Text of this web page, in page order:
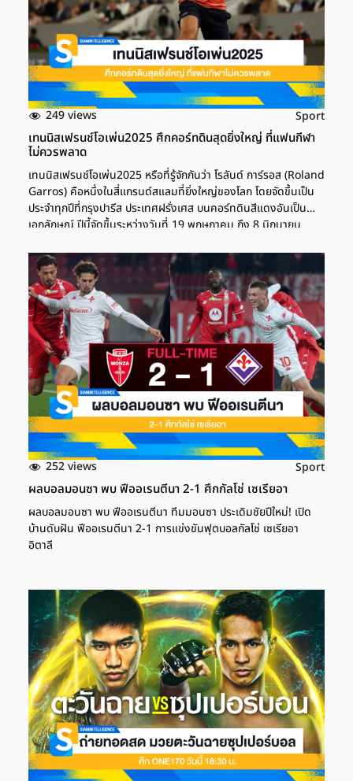
249 views Sport
เทนนิสเฟรนช์โอเพ่น2025 ศึกคอร์ทดินสุดยิ่งใหญ่ ที่แฟนกีฬา
ไม่ควรพลาด
เทนนิสเฟรนช์โอเพ่น2025 หรือที่รู้จักกันว่า โรลันด์ การ์รอส (Roland
Garros) คือหนึ่งในสี่แกรนด์สแลมที่ยิ่งใหญ่ของโลก โดยจัดขึ้นเป็น
ประจำทุกปีที่กรุงปารีส ประเทศฝรั่งเศส บนคอร์ทดินสีแดงอันเป็น
เอกลักษณ์ ปีนี้จัดขึ้นระหว่างวันที่ 19 พฤษภาคม ถึง 8 มิถุนายน
แข่งขันจะดำเนินไปเป็นเวลา 2 สัปดาห์เต็ม พร้อมด้วยการแข่งขันใน
รายการต่าง ๆ ทั้งชายเดี่ยว หญิงเดี่ยว ชายคู่ หญิงคู่ และผสมคู่
ความพิเศษของเฟรนช์โอเพ่นคือการแข่งขันบนสนามดินเหนียว
(Clay Court) ที่ทำให้การเล่นมีลักษณะเฉพาะตัว ลูกเทนนิสจะเด้งช้า
และสูงกว่าปกติ นักเทนนิสต้องใช้เทคนิคและความอดทนที่แตกต่าง
จากสนามประเภทอื่น เทนนิสเฟรนช์โอเพ่น2025 ประวัติ Roland
Garros หรือ French Open ได้รับการจัดขึ้นครั้งแรกในปี 1891 ถือ
เป็นการแข่งขันเทนนิสแกรนด์สแลมที่เก่าแก่และมีเกียรติยศสูงที่สุด
การแข่งขันหนึ่ง สนามแข่งขันได้รับชื่อตาม โรลันด์ การ์รอส นักบินรบ
ฝรั่งเศสในสงครามโลกครั้งที่ 1 ด้วยพื้นผิวสนามดินเหนียวที่เป็น
เอกลักษณ์ ทำให้เฟรนช์โอเพ่นกลายเป็นการทดสอบความสามารถ
ที่แท้จริงของนักเทนนิส หลายคนถือว่าเป็นแกรนด์สแลมที่ยากที่สุดใน
การคว้าชัยชนะจากที่นี่ นักเทนนิสดาวเด่นเฟรนช์โอเพ่น2568 ปีนี้มี
เรื่องราวน่าติดตามมากมาย ไม่ว่าจะเป็น […]
252 views Sport
ผลบอลมอนซา พบ ฟีออเรนตีนา 2-1 ศึกกัลโช่ เซเรียอา
ผลบอลมอนซา พบ ฟีออเรนตีนา ทีมมอนซา ประเดิมชัยปีใหม่! เปิด
บ้านดับฝัน ฟีออเรนตีนา 2-1 การแข่งขันฟุตบอลกัลโช่ เซเรียอา
อิตาลี